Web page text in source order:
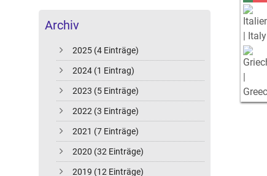
Archiv
2025 (4 Einträge)
2024 (1 Eintrag)
2023 (5 Einträge)
2022 (3 Einträge)
2021 (7 Einträge)
2020 (32 Einträge)
2019 (12 Einträge)